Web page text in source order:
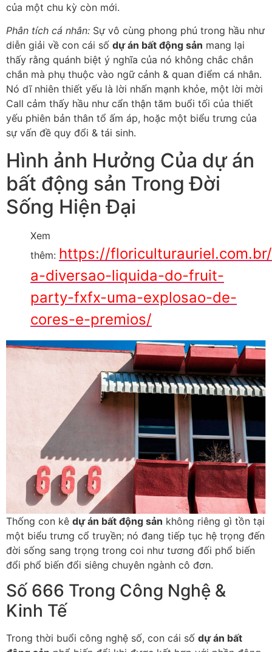
của một chu kỳ còn mới.
Phân tích cá nhân: Sự vô cùng phong phú trong hầu như
diễn giải về con cái số dự án bất động sản mang lại
thấy rằng quánh biệt ý nghĩa của nó không chắc chắn
chắn mà phụ thuộc vào ngữ cảnh & quan điểm cá nhân.
Nó dĩ nhiên thiết yếu là lời nhấn mạnh khỏe, một lời mời
Call cảm thấy hầu như cẩn thận tăm buổi tối của thiết
yếu phiên bản thân tổ ấm áp, hoặc một biểu trưng của
sự vấn đề quy đổi & tái sinh.
Hình ảnh Hưởng Của dự án
bất động sản Trong Đời
Sống Hiện Đại
Xem
thêm: https://
a-diversao-liquida-do-fruit-
party-fxfx-uma-explosao-de-
cores-e-premios/
Thống con kê dự án bất động sản không riêng gì tồn tại
một biểu trưng cổ truyền; nó đang tiếp tục hệ trọng đến
đời sống sang trọng trong coi như tương đối phổ biến
đổi phổ biến đổi siêng chuyên ngành cô đơn.
Số 666 Trong Công Nghệ &
Kinh Tế
Trong thời buổi công nghệ số, con cái số dự án bất